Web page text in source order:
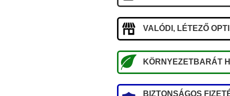
VALÓDI, LÉTEZŐ
KÖRNYEZETBARÁT
BIZTONSÁGOS